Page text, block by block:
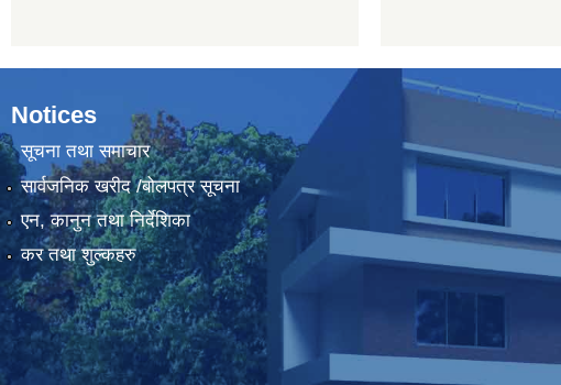
Notices
सूचना तथा समाचार
सार्वजनिक खरीद /बोलपत्र सूचना
एन, कानुन तथा निर्देशिका
कर तथा शुल्कहरु